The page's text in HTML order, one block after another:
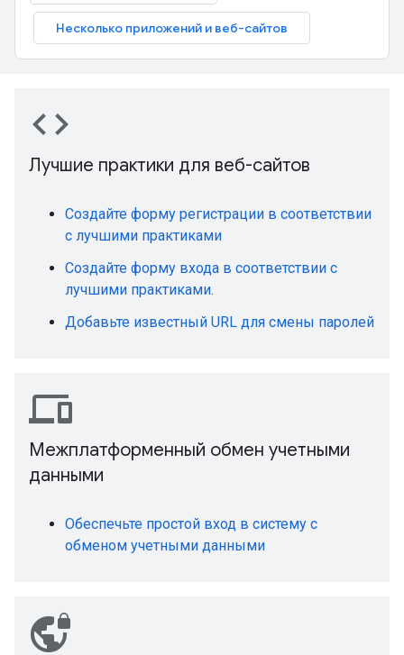
Несколько приложений и веб-сайтов
code
Лучшие практики для веб-сайтов
Создайте форму регистрации в соответствии
с лучшими практиками
Создайте форму входа в соответствии с
лучшими практиками.
Добавьте известный URL для смены паролей
devices
Межплатформенный обмен учетными
данными
Обеспечьте простой вход в систему с
обменом учетными данными
vpn_lock